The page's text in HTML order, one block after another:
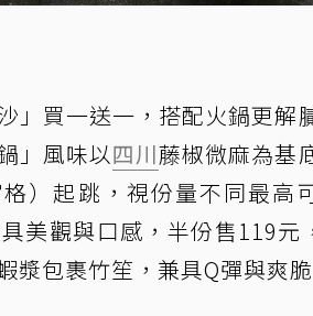
」買一送一，搭配火鍋更解
」風味以四川藤椒微麻為基
）起跳，視份量不同最高
美觀與口感，半份售119元
漿包裹竹笙，兼具Q彈與爽